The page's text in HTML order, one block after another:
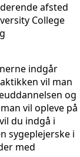
afsted
College
indgår
vil man
og
vil opleve på
du indgå i
sygeplejerske i
med